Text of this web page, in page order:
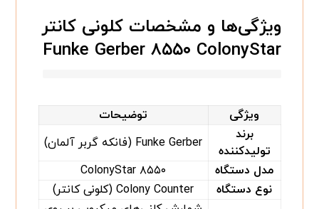
ویژگی‌ها و مشخصات کلونی کانتر
Funke Gerber ۸۵۵۰ ColonyStar
ویژگی
توضیحات
برند
تولیدکننده
Funke Gerber (فانکه گربر آلمان)
مدل دستگاه
۸۵۵۰ ColonyStar
نوع دستگاه
Colony Counter (کلونی کانتر)